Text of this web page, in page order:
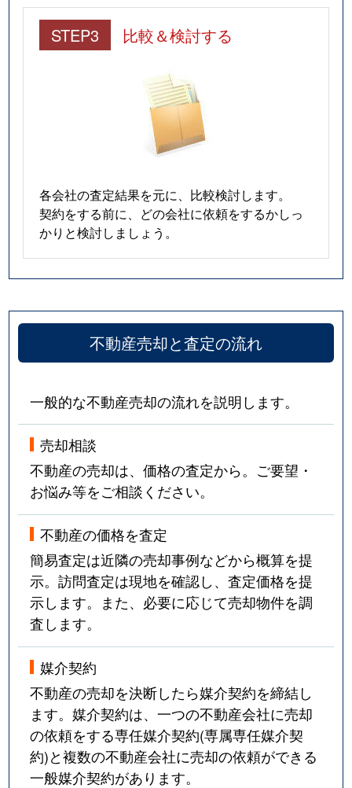
STEP3 比較＆検討する
各会社の査定結果を元に、比較検討します。
契約をする前に、どの会社に依頼をするかしっ
かりと検討しましょう。
不動産売却と査定の流れ
一般的な不動産売却の流れを説明します。
売却相談
不動産の売却は、価格の査定から。ご要望・
お悩み等をご相談ください。
不動産の価格を査定
簡易査定は近隣の売却事例などから概算を提
示。訪問査定は現地を確認し、査定価格を提
示します。また、必要に応じて売却物件を調
査します。
媒介契約
不動産の売却を決断したら媒介契約を締結し
ます。媒介契約は、一つの不動産会社に売却
の依頼をする専任媒介契約(専属専任媒介契
約)と複数の不動産会社に売却の依頼ができる
一般媒介契約があります。